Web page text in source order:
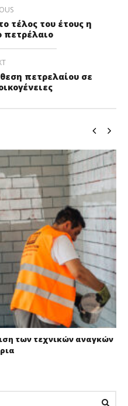
τέλος του έτους η
πετρέλαιο
πετρελαίου σε
των τεχνικών αναγκών